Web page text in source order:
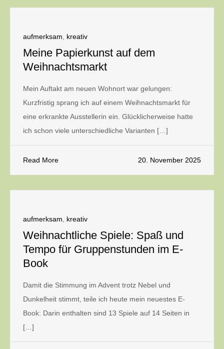
aufmerksam kreativ
Meine Papierkunst auf dem
Weihnachtsmarkt
Mein Auftakt am neuen Wohnort war gelungen:
Kurzfristig sprang ich auf einem Weihnachtsmarkt für
eine erkrankte Ausstellerin ein. Glücklicherweise hatte
ich schon viele unterschiedliche Varianten […]
Read More 20. November 2025
aufmerksam kreativ
Weihnachtliche Spiele: Spaß und
Tempo für Gruppenstunden im E-
Book
Damit die Stimmung im Advent trotz Nebel und
Dunkelheit stimmt, teile ich heute mein neuestes E-
Book: Darin enthalten sind 13 Spiele auf 14 Seiten in
[…]